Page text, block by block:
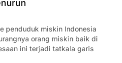
penduduk miskin Indonesia
orang miskin baik di
ini terjadi tatkala garis